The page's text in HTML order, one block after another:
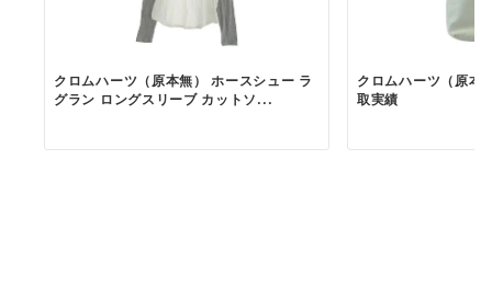
クロムハーツ（原本無） ホースシュー ラ
グラン ロングスリーブ カットソ...
クロムハーツ（原本
取実績